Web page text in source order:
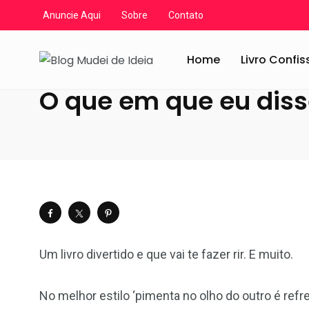
Anuncie Aqui Sobre Contato
Home Livro
Blog Mudei de Ideia / Artigos / Livros
O que em que eu
Um livro divertido e que vai te fazer rir. E muito.
No melhor estilo ‘pimenta no olho do outro é